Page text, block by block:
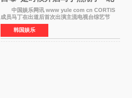
美巡演火热进行中
中国娱乐网讯 www yule com cn CORTIS
成员马丁在出道后首次出演主流电视台综艺节
目，展现了多才多艺的魅力。 马丁出演了5日
播出的MBC《Radio Star》Fashion与Passion
之间，I&lsquo;m
韩国娱乐